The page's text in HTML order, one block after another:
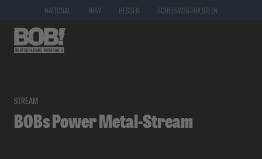
NATIONAL NRW HESSEN SCHLESWIG-HOLSTEIN
STREAM
BOBs Power Metal-Stream